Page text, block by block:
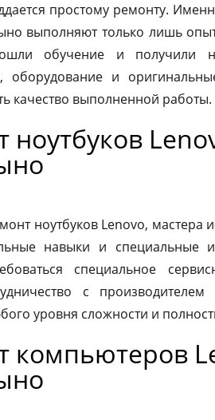
простому ремонту.
выполняют только лишь
обучение и получили
оборудование и
качество выполненной работы.
ноутбуков
ноутбуков Lenovo, мастера
навыки и специальные
специальное
с
уровня сложности и
компьютеров